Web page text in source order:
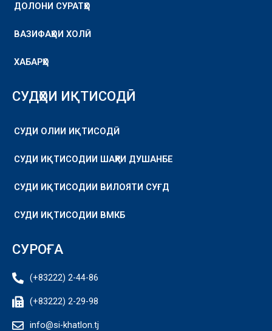
ДОЛОНИ СУРАТҲО
ВАЗИФАҲОИ ХОЛӢ
ХАБАРҲО
СУДҲОИ ИҚТИСОДӢ
СУДИ ОЛИИ ИҚТИСОДӢ
СУДИ ИҚТИСОДИИ ШАҲРИ ДУШАНБЕ
СУДИ ИҚТИСОДИИ ВИЛОЯТИ СУҒД
СУДИ ИҚТИСОДИИ ВМКБ
СУРОҒА
(+83222) 2-44-86
(+83222) 2-29-98
info@si-khatlon.tj